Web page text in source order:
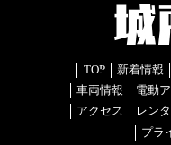
TOP 新着情報
車両情報
電動
アクセス
レン
プラ